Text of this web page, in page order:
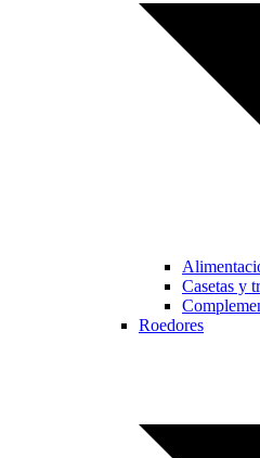
Casetas y
Roedores